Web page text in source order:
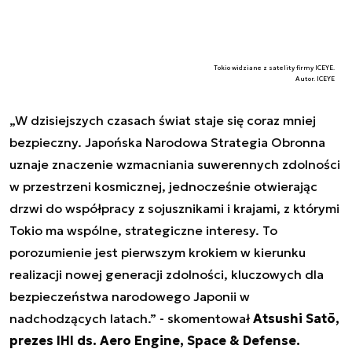
Tokio widziane z satelity firmy ICEYE.
Autor. ICEYE
„W dzisiejszych czasach świat staje się coraz mniej
bezpieczny. Japońska Narodowa Strategia Obronna
uznaje znaczenie wzmacniania suwerennych zdolności
w przestrzeni kosmicznej, jednocześnie otwierając
drzwi do współpracy z sojusznikami i krajami, z którymi
Tokio ma wspólne, strategiczne interesy. To
porozumienie jest pierwszym krokiem w kierunku
realizacji nowej generacji zdolności, kluczowych dla
bezpieczeństwa narodowego Japonii w
nadchodzących latach.” - skomentowałAtsushi Satō,
prezes IHI ds. Aero Engine, Space & Defense.